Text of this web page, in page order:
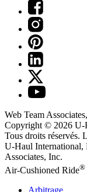
Web Team
Copyright © 2026 U-
Tous droits réservés.
U-Haul International,
Associates, Inc.
Air-Cushioned Ride®
Arbitrage